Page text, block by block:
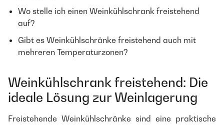
Wo stelle ich einen Weinkühlschrank freistehend
auf?
Gibt es Weinkühlschränke freistehend auch mit
mehreren Temperaturzonen?
Weinkühlschrank freistehend: Die
ideale Lösung zur Weinlagerung
Freistehende Weinkühlschränke sind eine praktische